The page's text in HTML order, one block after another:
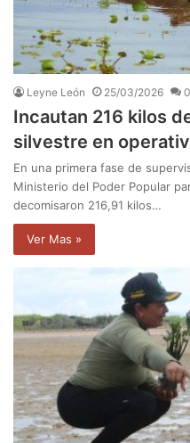
Leyne León 25/03/2026 0
Incautan 216 kilos
silvestre en
En una primera fase de
Ministerio del Poder Popular
decomisaron 216,91 kilos…
Ver Mas »